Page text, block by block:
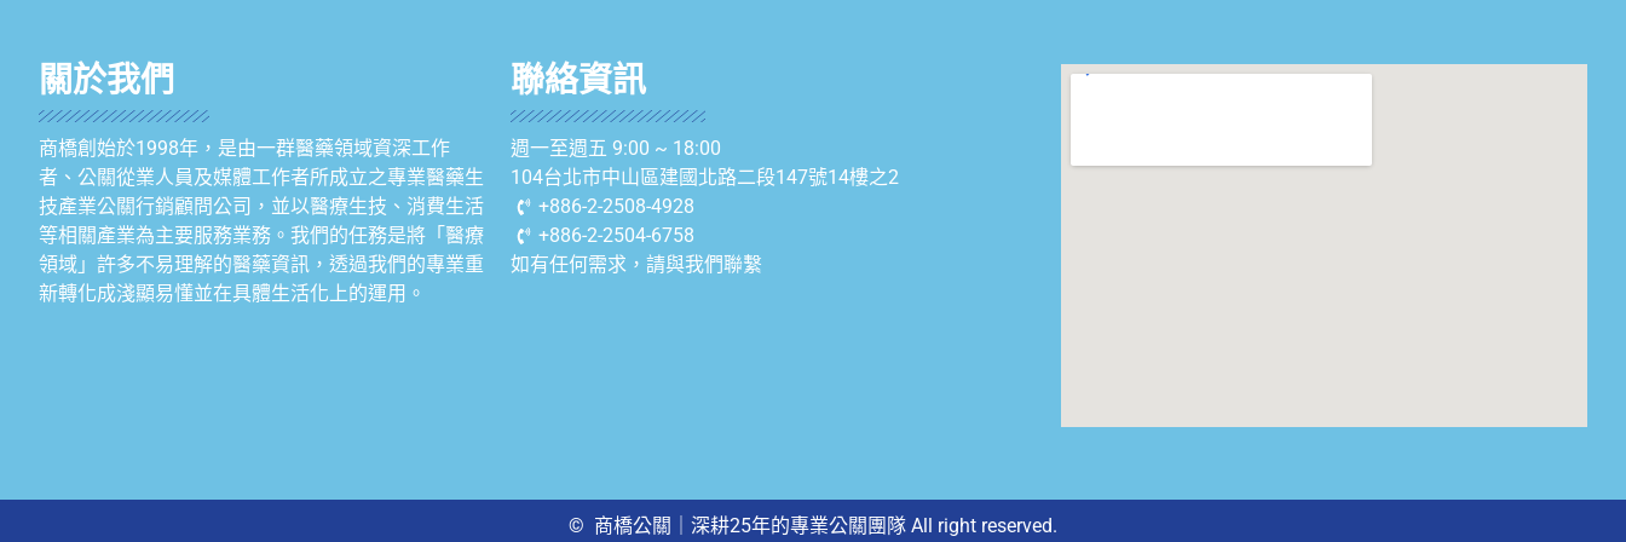
關於我們
商橋創始於1998年，是由一群醫藥領域資深工作
者、公關從業人員及媒體工作者所成立之專業醫藥生
技產業公關行銷顧問公司，並以醫療生技、消費生活
等相關產業為主要服務業務。我們的任務是將「醫療
領域」許多不易理解的醫藥資訊，透過我們的專業重
新轉化成淺顯易懂並在具體生活化上的運用。
聯絡資訊
週一至週五 9:00 ~ 18:00
104台北市中山區建國北路二段147號14樓之2
+886-2-2508-4928
+886-2-2504-6758
如有任何需求，請與我們聯繫
© 商橋公關｜深耕25年的專業公關團隊 All right reserved.